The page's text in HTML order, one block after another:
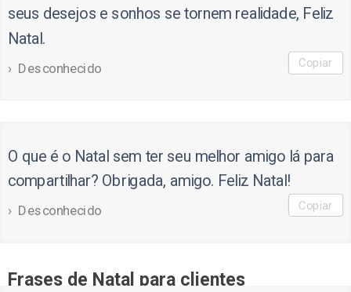
seus desejos e sonhos se tornem realidade, Feliz
Natal.
Desconhecido Copiar
O que é o Natal sem ter seu melhor amigo lá para
compartilhar? Obrigada, amigo. Feliz Natal!
Desconhecido Copiar
Frases de Natal para clientes